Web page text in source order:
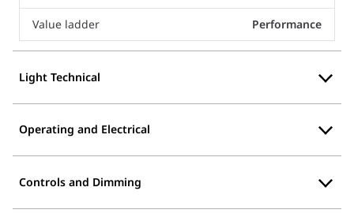
Value ladder Performance
Light Technical
Operating and Electrical
Controls and Dimming